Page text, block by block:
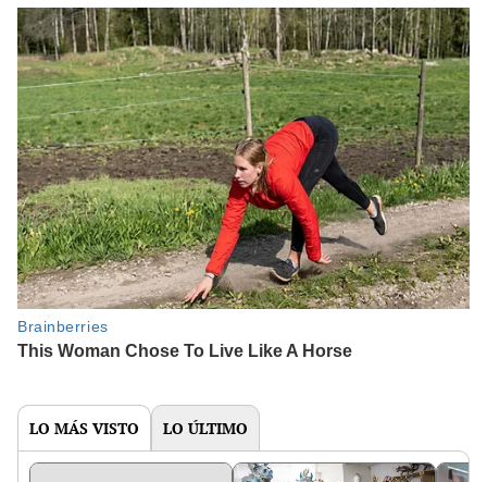
LO MÁS VISTO LO ÚLTIMO